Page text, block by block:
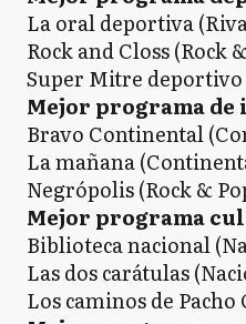
La oral deportiva
Rock and Closs (Rock
Super Mitre
Mejor programa
Bravo Continental
La mañana
Negrópolis (Rock &
Mejor programa
Biblioteca nacional
Las dos carátulas
Los caminos de